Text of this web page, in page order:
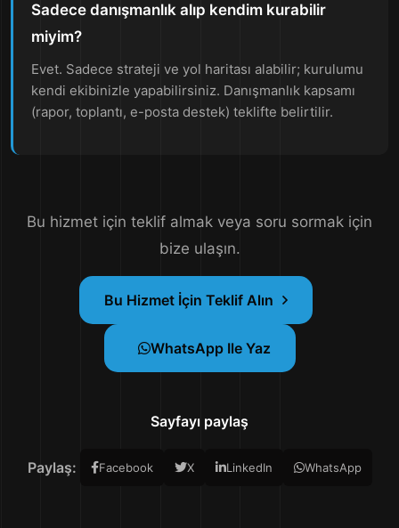
Sadece danışmanlık alıp kendim kurabilir
miyim?
Evet. Sadece strateji ve yol haritası alabilir; kurulumu
kendi ekibinizle yapabilirsiniz. Danışmanlık kapsamı
(rapor, toplantı, e-posta destek) teklifte belirtilir.
Bu hizmet için teklif almak veya soru sormak için
bize ulaşın.
Bu Hizmet İçin Teklif Alın
WhatsApp Ile Yaz
Sayfayı paylaş
Paylaş: Facebook X LinkedIn WhatsApp